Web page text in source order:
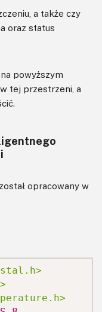
a także czy
oraz status
powyższym
tej przestrzeni, a
opracowany w